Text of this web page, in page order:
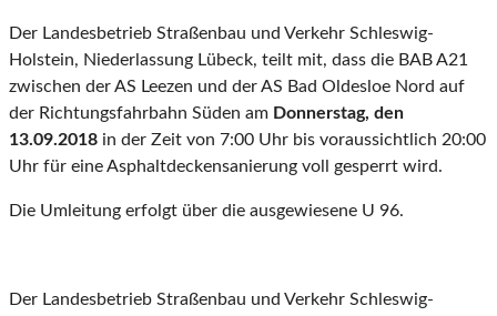
Der Landesbetrieb Straßenbau und Verkehr Schleswig-
Holstein, Niederlassung Lübeck, teilt mit, dass die BAB A21
zwischen der AS Leezen und der AS Bad Oldesloe Nord auf
der Richtungsfahrbahn Süden am Donnerstag, den
13.09.2018 in der Zeit von 7:00 Uhr bis voraussichtlich 20:00
Uhr für eine Asphaltdeckensanierung voll gesperrt wird.
Die Umleitung erfolgt über die ausgewiesene U 96.
Der Landesbetrieb Straßenbau und Verkehr Schleswig-